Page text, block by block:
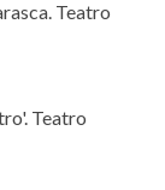
Teatro
Teatro